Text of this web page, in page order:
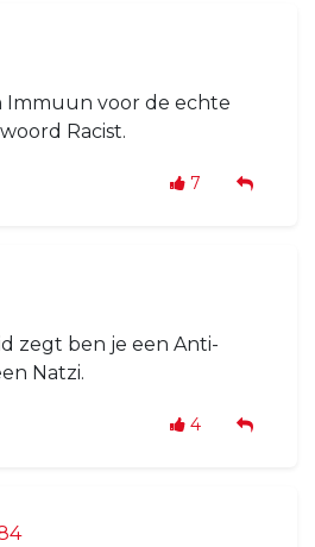
Immuun voor de echte
Racist.
7
zegt ben je een Anti-
Natzi.
4